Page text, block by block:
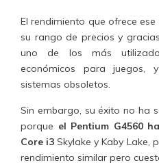
El rendimiento que ofrece
su rango de precios y
uno de los más
económicos para juegos,
sistemas obsoletos.
Sin embargo, su éxito no ha
porque el Pentium G4560
Core i3 Skylake y Kaby Lake,
rendimiento similar pero